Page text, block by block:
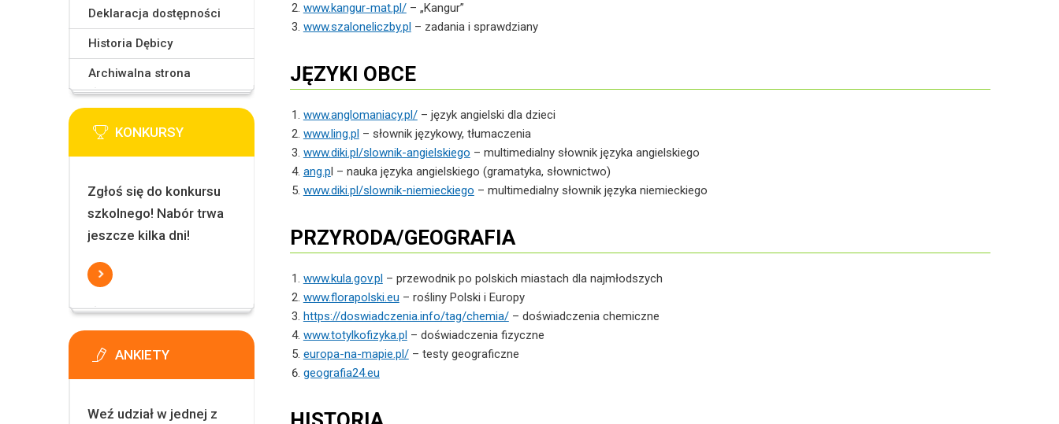
www.kangur-mat.pl/– „Kangur”
www.szaloneliczby.pl – zadania i sprawdziany
JĘZYKI OBCE
www.anglomaniacy.pl/– język angielski dla dzieci
www.ling.pl – słownik językowy, tłumaczenia
www.diki.pl/slownik-angielskiego – multimedialny słownik języka angielskiego
ang.pl – nauka języka angielskiego (gramatyka, słownictwo)
www.diki.pl/slownik-niemieckiego – multimedialny słownik języka niemieckiego
PRZYRODA/GEOGRAFIA
www.kula.gov.pl – przewodnik po polskich miastach dla najmłodszych
www.florapolski.eu – rośliny Polski i Europy
https://doswiadczenia.info/tag/chemia/– doświadczenia chemiczne
www.totylkofizyka.pl – doświadczenia fizyczne
europa-na-mapie.pl/– testy geograficzne
geografia24.eu
Deklaracja dostępności
Historia Dębicy
Archiwalna strona
KONKURSY
Zgłoś się do konkursu
szkolnego! Nabór trwa
jeszcze kilka dni!
ANKIETY
Weź udział w jednej z